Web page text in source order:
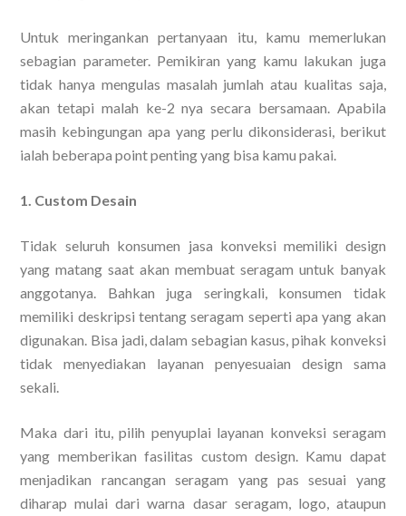
Untuk meringankan pertanyaan itu, kamu memerlukan
sebagian parameter. Pemikiran yang kamu lakukan juga
tidak hanya mengulas masalah jumlah atau kualitas saja,
akan tetapi malah ke-2 nya secara bersamaan. Apabila
masih kebingungan apa yang perlu dikonsiderasi, berikut
ialah beberapa point penting yang bisa kamu pakai.
1. Custom Desain
Tidak seluruh konsumen jasa konveksi memiliki design
yang matang saat akan membuat seragam untuk banyak
anggotanya. Bahkan juga seringkali, konsumen tidak
memiliki deskripsi tentang seragam seperti apa yang akan
digunakan. Bisa jadi, dalam sebagian kasus, pihak konveksi
tidak menyediakan layanan penyesuaian design sama
sekali.
Maka dari itu, pilih penyuplai layanan konveksi seragam
yang memberikan fasilitas custom design. Kamu dapat
menjadikan rancangan seragam yang pas sesuai yang
diharap mulai dari warna dasar seragam, logo, ataupun